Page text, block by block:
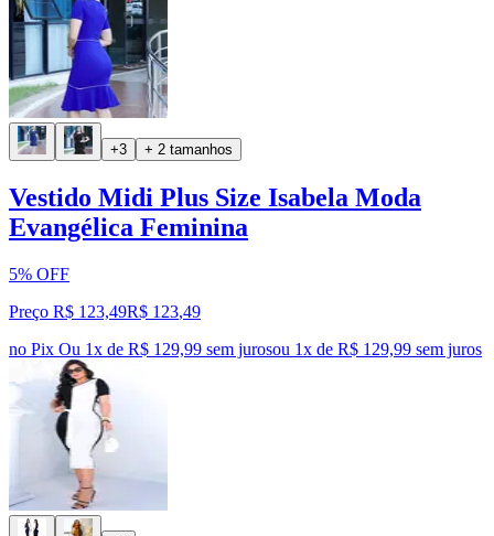
+3 + 2 tamanhos
Vestido Midi Plus Size Isabela Moda
Evangélica Feminina
5% OFF
Preço R$ 123,49R$ 123,49
no Pix Ou 1x de R$ 129,99 sem jurosou 1x de R$ 129,99 sem juros